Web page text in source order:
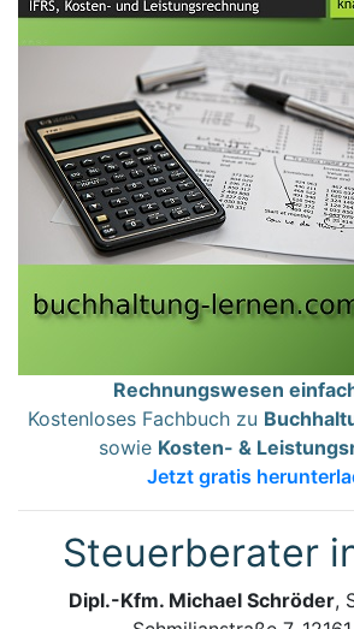
Rechnungswesen
Kostenloses Fachbuch zu
sowie Kosten- &
Jetzt gratis
Steuerberater
Dipl.-Kfm. Michael Schröder,